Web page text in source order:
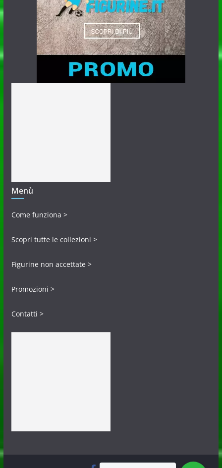
Menù
Come funziona >
Scopri tutte le collezioni >
Figurine non accettate >
Promozioni >
Contatti >